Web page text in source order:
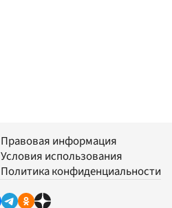
Правовая информация
Условия использования
Политика конфиденциальности